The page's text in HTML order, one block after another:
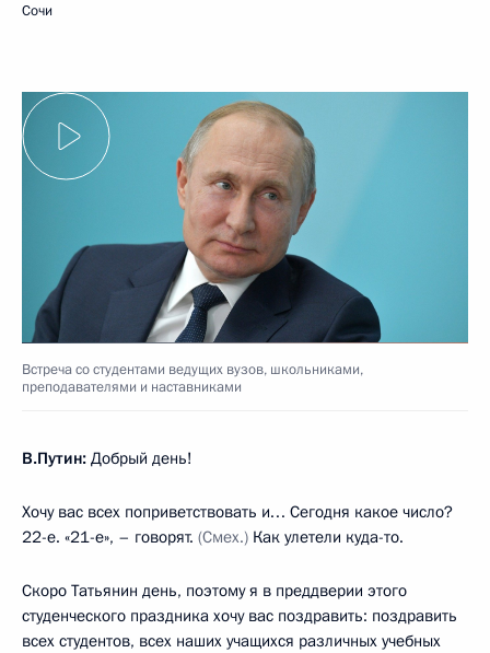
Сочи
Встреча со студентами ведущих вузов, школьниками,
преподавателями и наставниками
В.Путин: Добрый день!
Хочу вас всех поприветствовать и… Сегодня какое число?
22-е. «21-е», – говорят. (Смех.) Как улетели куда-то.
Скоро Татьянин день, поэтому я в преддверии этого
студенческого праздника хочу вас поздравить: поздравить
всех студентов, всех наших учащихся различных учебных